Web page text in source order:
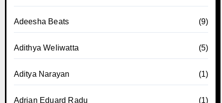
Adeesha Beats (9)
Adithya Weliwatta (5)
Aditya Narayan (1)
Adrian Eduard Radu (1)